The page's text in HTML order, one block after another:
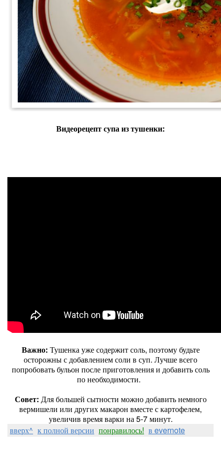
Видеорецепт супа из тушенки:
Важно: Тушенка уже содержит соль, поэтому будьте
осторожны с добавлением соли в суп. Лучше всего
попробовать бульон после приготовления и добавить соль
по необходимости.
Совет: Для большей сытности можно добавить немного
вермишели или других макарон вместе с картофелем,
увеличив время варки на 5-7 минут.
вверх^ к полной версии понравилось! в evernote